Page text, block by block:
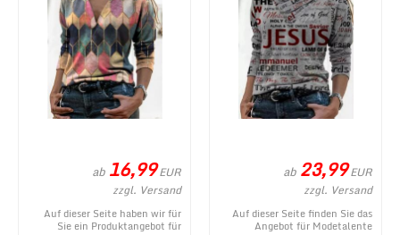
ab 16,99EUR
zzgl. Versand
Auf dieser Seite haben wir für
Sie ein Produktangebot für
ab 23,99EUR
zzgl. Versand
Auf dieser Seite finden Sie das
Angebot für Modetalente